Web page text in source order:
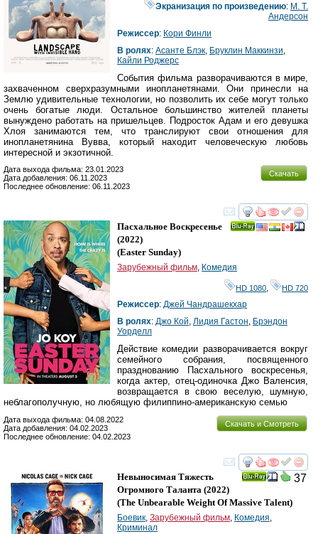
Экранизация по произведению: М. Т.
Андерсон
Режиссер: Кори Финли
В ролях: Асанте Блэк Бруклин Маккинзи
Кайли Роджерс
События фильма разворачиваются в мире,
захваченном сверхразумными инопланетянами. Они принесли на
Землю удивительные технологии, но позволить их себе могут только
очень богатые люди. Остальное большинство жителей планеты
вынуждено работать на пришельцев. Подросток Адам и его девушка
Хлоя занимаются тем, что транслируют свои отношения для
инопланетянина Вувва, который находит человеческую любовь
интересной и экзотичной.
Скачать
Дата выхода фильма: 23.01.2023
Дата добавления: 06.11.2023
Последнее обновление: 06.11.2023
смотреть
Пасхальное Воскресенье
(2022)
(Easter Sunday)
Зарубежный фильм, Комедия
HD 1080 HD 720
Режиссер: Джей Чандрашекхар
В ролях: Джо Кой, Лидия Гастон, Брэндон
Уорделл
Действие комедии разворачивается вокруг
семейного собрания, посвященного
празднованию Пасхального воскресенья,
когда актер, отец-одиночка Джо Валенсия,
возвращается в свою веселую, шумную,
неблагополучную, но любящую филиппино-американскую семью
Скачать и Смотреть
Дата выхода фильма: 04.08.2022
Дата добавления: 04.02.2023
Последнее обновление: 04.02.2023
смотреть
37
Невыносимая Тяжесть
Огромного Таланта (2022)
(The Unbearable Weight Of Massive Talent)
Боевик, Зарубежный фильм, Комедия,
Криминал